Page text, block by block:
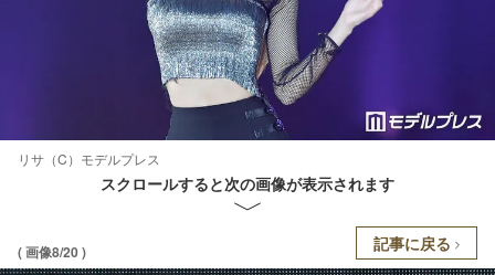
リサ（C）モデルプレス
スクロールすると次の画像が表示されます
( 画像8/20 ) 記事に戻る